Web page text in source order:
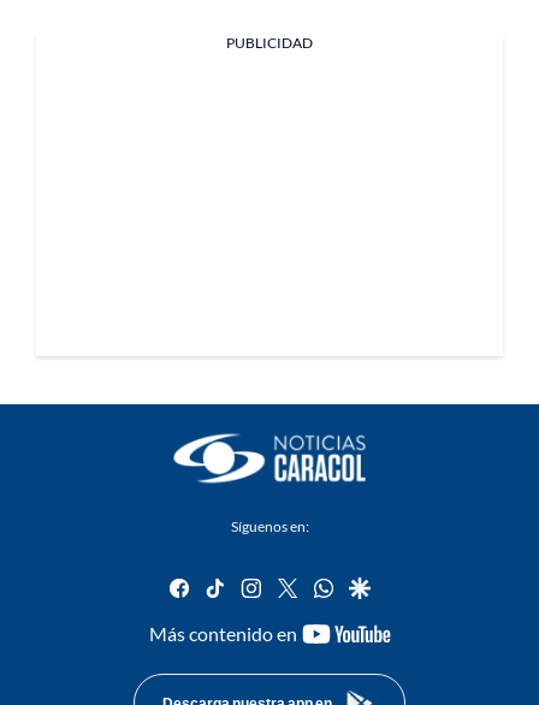
PUBLICIDAD
Síguenos en:
facebook
tiktok instagram
twitterwhatsapp
google
Más contenido en
youtube-